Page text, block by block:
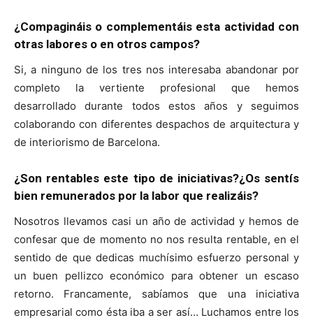
¿Compagináis o complementáis esta actividad con
otras labores o en otros campos?
Si, a ninguno de los tres nos interesaba abandonar por
completo la vertiente profesional que hemos
desarrollado durante todos estos años y seguimos
colaborando con diferentes despachos de arquitectura y
de interiorismo de Barcelona.
¿Son rentables este tipo de iniciativas?¿Os sentís
bien remunerados por la labor que realizáis?
Nosotros llevamos casi un año de actividad y hemos de
confesar que de momento no nos resulta rentable, en el
sentido de que dedicas muchísimo esfuerzo personal y
un buen pellizco económico para obtener un escaso
retorno. Francamente, sabíamos que una iniciativa
empresarial como ésta iba a ser así… Luchamos entre los